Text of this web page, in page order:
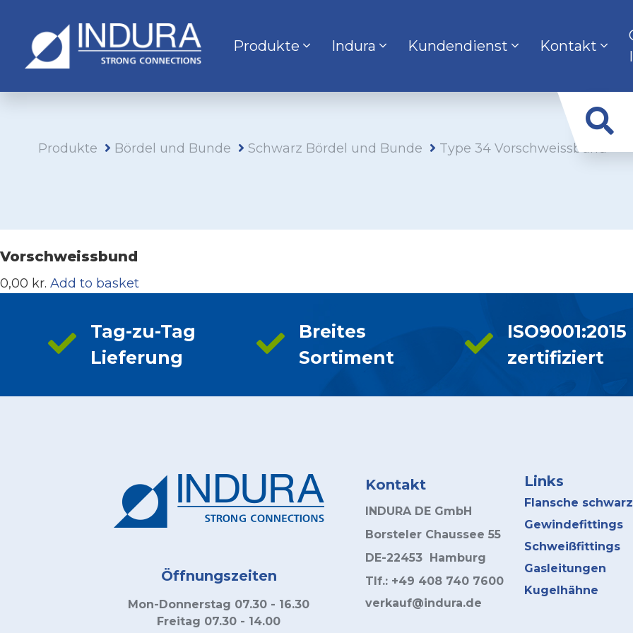
Produkte Indura Kundendienst Kontakt
Produkte Bördel und Bunde Schwarz Bördel und Bunde Type 34 Vorschweissbund
Vorschweissbund
0,00 kr. Add to basket
Tag-zu-Tag
Lieferung
Breites
Sortiment
ISO9001:2015
zertifiziert
Öffnungszeiten
Mon-Donnerstag 07.30 - 16.30
Freitag 07.30 - 14.00
Kontakt
INDURA DE GmbH
Borsteler Chaussee 55
DE-22453 Hamburg
Tlf.: +49 408 740 7600
verkauf@indura.de
Links
Flansche schwarz
Gewindefittings
Schweißfittings
Gasleitungen
Kugelhähne